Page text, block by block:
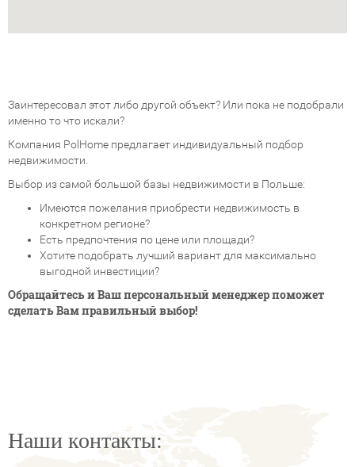
Заинтересовал этот либо другой объект? Или пока не подобрали
именно то что искали?
Компания PolHome предлагает индивидуальный подбор
недвижимости.
Выбор из самой большой базы недвижимости в Польше:
Имеются пожелания приобрести недвижимость в
конкретном регионе?
Есть предпочтения по цене или площади?
Хотите подобрать лучший вариант для максимально
выгодной инвестиции?
Обращайтесь и Ваш персональный менеджер поможет
сделать Вам правильный выбор!
Наши контакты: